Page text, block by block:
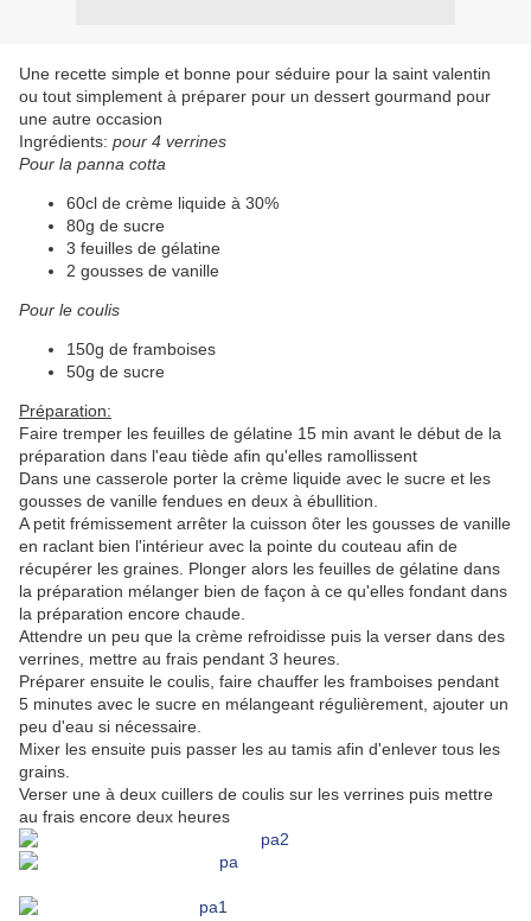
Une recette simple et bonne pour séduire pour la saint valentin
ou tout simplement à préparer pour un dessert gourmand pour
une autre occasion
Ingrédients: pour 4 verrines
Pour la panna cotta
60cl de crème liquide à 30%
80g de sucre
3 feuilles de gélatine
2 gousses de vanille
Pour le coulis
150g de framboises
50g de sucre
Préparation:
Faire tremper les feuilles de gélatine 15 min avant le début de la
préparation dans l'eau tiède afin qu'elles ramollissent
Dans une casserole porter la crème liquide avec le sucre et les
gousses de vanille fendues en deux à ébullition.
A petit frémissement arrêter la cuisson ôter les gousses de vanille
en raclant bien l'intérieur avec la pointe du couteau afin de
récupérer les graines. Plonger alors les feuilles de gélatine dans
la préparation mélanger bien de façon à ce qu'elles fondant dans
la préparation encore chaude.
Attendre un peu que la crème refroidisse puis la verser dans des
verrines, mettre au frais pendant 3 heures.
Préparer ensuite le coulis, faire chauffer les framboises pendant
5 minutes avec le sucre en mélangeant régulièrement, ajouter un
peu d'eau si nécessaire.
Mixer les ensuite puis passer les au tamis afin d'enlever tous les
grains.
Verser une à deux cuillers de coulis sur les verrines puis mettre
au frais encore deux heures